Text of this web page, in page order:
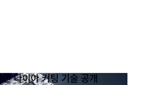
다이아 커팅 기술 공개